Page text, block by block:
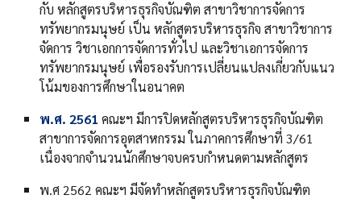
กับ หลักสูตรบริหารธุรกิจบัณฑิต สาขาวิชาการจัดการ
ทรัพยากรมนุษย์ เป็น หลักสูตรบริหารธุรกิจ สาขาวิชาการ
จัดการ วิชาเอกการจัดการทั่วไป และวิชาเอการจัดการ
ทรัพยากรมนุษย์ เพื่อรองรับการเปลี่ยนแปลงเกี่ยวกับแนว
โน้มของการศึกษาในอนาคต
พ.ศ. 2561 คณะฯ มีการปิดหลักสูตรบริหารธุรกิจบัณฑิต
สาขาการจัดการอุตสาหกรรม ในภาคการศึกษาที่ 3/61
เนื่องจากจำนวนนักศึกษาจบครบกำหนดตามหลักสูตร
พ.ศ 2562 คณะฯ มีจัดทำหลักสูตรบริหารธุรกิจบัณฑิต